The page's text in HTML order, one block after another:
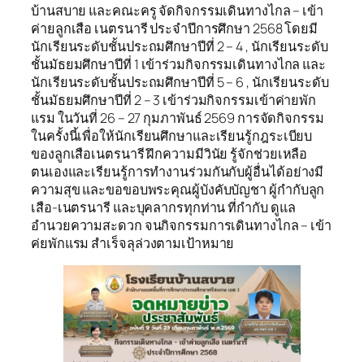
บ้านสบาย และคณะครู จัดกิจกรรมเดินทางไกล – เข้า
ค่ายลูกเสือ เนตรนารี ประจำปีการศึกษา 2568 โดยมี
นักเรียนระดับชั้นประถมศึกษาปีที่ 2 – 4 , นักเรียนระดับ
ชั้นมัธยมศึกษาปีที่ 1 เข้าร่วมกิจกรรมเดินทางไกล และ
นักเรียนระดับชั้นประถมศึกษาปีที่ 5 – 6 , นักเรียนระดับ
ชั้นมัธยมศึกษาปีที่ 2 – 3 เข้าร่วมกิจกรรมเข้าค่ายพัก
แรม ในวันที่ 26 – 27 กุมภาพันธ์ 2569 การจัดกิจกรรม
ในครั้งนี้เพื่อให้นักเรียนศึกษาและเรียนรู้กฎระเบียบ
ของลูกเสือเนตรนารี ฝึกความมีวินัย รู้จักช่วยเหลือ
ตนเองและเรียนรู้การทำงานร่วมกันกับผู้อื่นได้อย่างมี
ความสุข และขอขอบพระคุณผู้บังคับบัญชา ผู้กำกับลูก
เสือ-เนตรนารี และบุคลากรทุกท่าน ที่กำกับ ดูแล
อำนวยความสะดวก จนกิจกรรมการเดินทางไกล – เข้า
ค่ยพักแรม สำเร็จลุล่วงตามเป้าหมาย